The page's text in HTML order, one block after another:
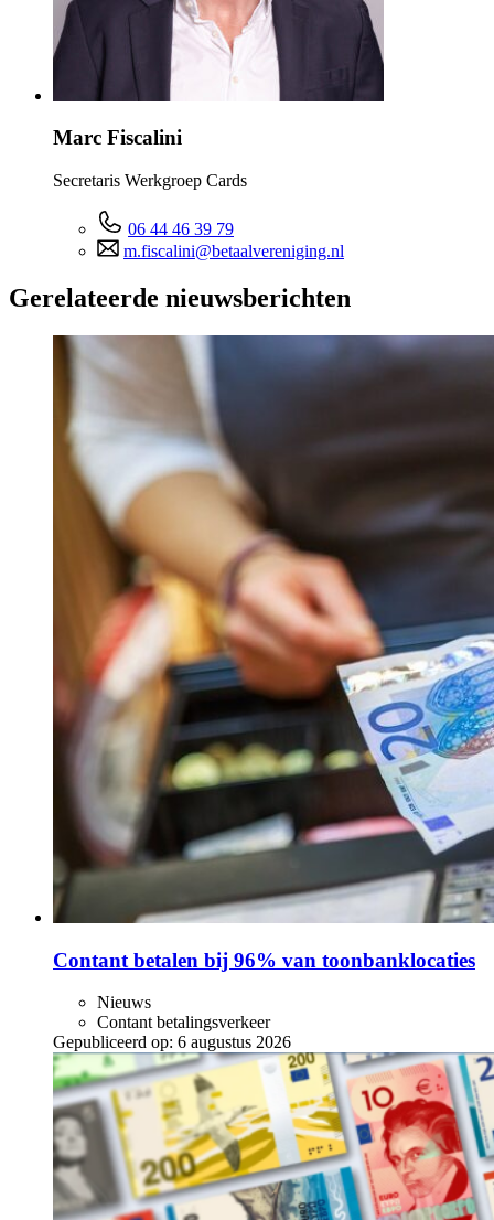
Marc Fiscalini
Secretaris Werkgroep Cards
06 44 46 39 79
m.fiscalini@betaalvereniging.nl
Gerelateerde nieuwsberichten
Contant betalen bij 96% van toonbanklocaties
Nieuws
Contant betalingsverkeer
Gepubliceerd op: 6 augustus 2026